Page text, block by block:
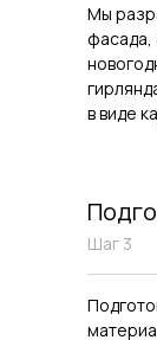
Мы
фасада,
в виде
Шаг 3